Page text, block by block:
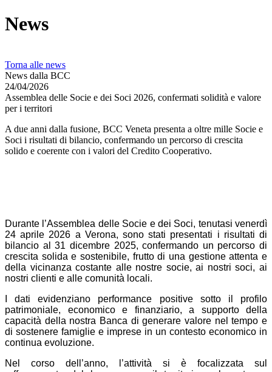
News
Torna alle news
News dalla BCC
24/04/2026
Assemblea delle Socie e dei Soci 2026, confermati solidità e valore
per i territori
A due anni dalla fusione, BCC Veneta presenta a oltre mille Socie e
Soci i risultati di bilancio, confermando un percorso di crescita
solido e coerente con i valori del Credito Cooperativo.
Durante l’Assemblea delle Socie e dei Soci, tenutasi venerdì
24 aprile 2026 a Verona, sono stati presentati i risultati di
bilancio al 31 dicembre 2025, confermando un percorso di
crescita solida e sostenibile, frutto di una gestione attenta e
della vicinanza costante alle nostre socie, ai nostri soci, ai
nostri clienti e alle comunità locali.
I dati evidenziano performance positive sotto il profilo
patrimoniale, economico e finanziario, a supporto della
capacità della nostra Banca di generare valore nel tempo e
di sostenere famiglie e imprese in un contesto economico in
continua evoluzione.
Nel corso dell’anno, l’attività si è focalizzata sul